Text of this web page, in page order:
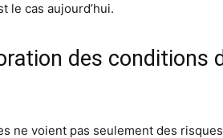
le cas aujourd’hui.
des conditions
ne voient pas seulement des